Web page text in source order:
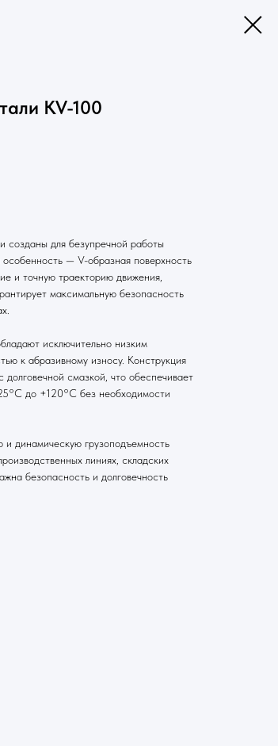
KV-100
созданы для безупречной работы
— V-образная поверхность
и точную траекторию движения,
максимальную безопасность
исключительно низким
к абразивному износу. Конструкция
смазкой, что обеспечивает
до +120°C без необходимости
динамическую грузоподъемность
линиях, складских
безопасность и долговечность